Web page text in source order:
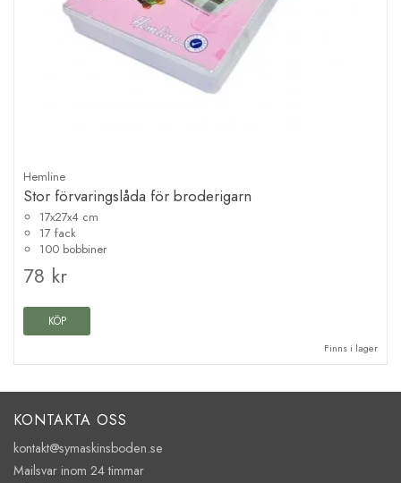
Hemline
Stor förvaringslåda för broderigarn
17x27x4 cm
17 fack
100 bobbiner
78 kr
KÖP
Finns i lager
KONTAKTA OSS
kontakt@symaskinsboden.se
Mailsvar inom 24 timmar